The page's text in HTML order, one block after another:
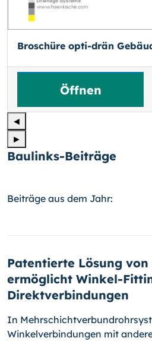
Broschüre opti-drän
Öffnen
◄
►
Baulinks-Beiträge
Beiträge aus dem Jahr:
Patentierte Lösung von
ermöglicht Winkel-
Direktverbindungen
In
Winkelverbindungen mit